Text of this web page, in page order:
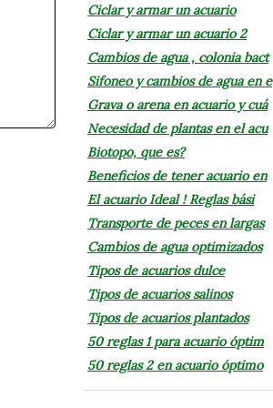
Ciclar y armar un acuario
Ciclar y armar un acuario 2
Cambios de agua , colonia bact
Sifoneo y cambios de agua en e
Grava o arena en acuario y cuá
Necesidad de plantas en el acu
Biotopo, que es?
Beneficios de tener acuario en
El acuario Ideal ! Reglas bási
Transporte de peces en largas
Cambios de agua optimizados
Tipos de acuarios dulce
Tipos de acuarios salinos
Tipos de acuarios plantados
50 reglas 1 para acuario óptim
50 reglas 2 en acuario óptimo